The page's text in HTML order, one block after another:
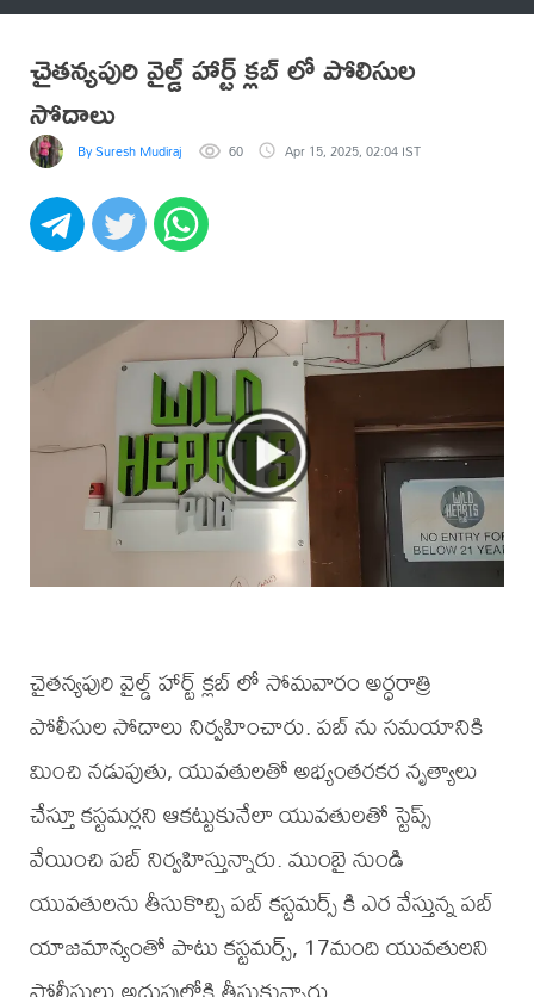
చైతన్యపురి వైల్డ్ హార్ట్ క్లబ్ లో పోలిసుల
సోదాలు
By Suresh Mudiraj 60 Apr 15, 2025, 02:04 IST
చైతన్యపురి వైల్డ్ హార్ట్ క్లబ్ లో సోమవారం అర్ధరాత్రి
పోలీసుల సోదాలు నిర్వహించారు. పబ్ ను సమయానికి
మించి నడుపుతు, యువతులతో అభ్యంతరకర నృత్యాలు
చేస్తూ కస్టమర్లని ఆకట్టుకునేలా యువతులతో స్టెప్స్
వేయించి పబ్ నిర్వహిస్తున్నారు. ముంబై నుండి
యువతులను తీసుకొచ్చి పబ్ కస్టమర్స్ కి ఎర వేస్తున్న పబ్
యాజమాన్యంతో పాటు కస్టమర్స్, 17మంది యువతులని